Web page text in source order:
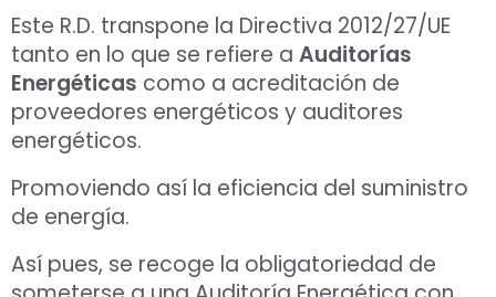
Este R.D. transpone la Directiva 2012/27/UE
tanto en lo que se refiere a Auditorías
Energéticas como a acreditación de
proveedores energéticos y auditores
energéticos.
Promoviendo así la eficiencia del suministro
de energía.
Así pues, se recoge la obligatoriedad de